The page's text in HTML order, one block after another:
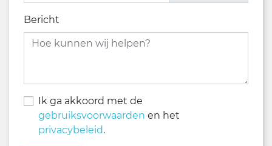
Bericht
Ik ga akkoord met de
gebruiksvoorwaarden en het
privacybeleid.